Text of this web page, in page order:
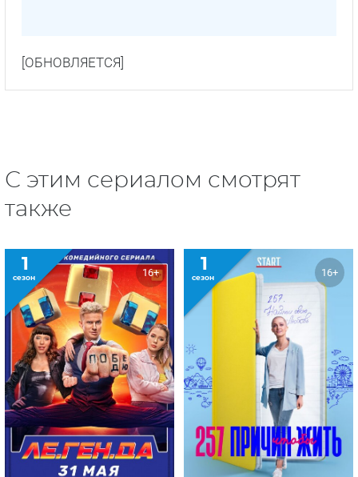
[ОБНОВЛЯЕТСЯ]
С этим сериалом смотрят
также